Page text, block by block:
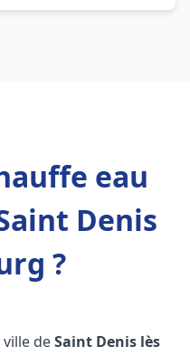
eau
Denis
?
ville deSaint Denis lès